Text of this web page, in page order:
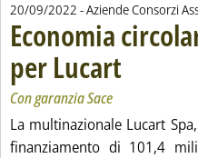
20/09/2022 - Aziende Consorzi
Economia
per Lucart
Con garanzia Sace
La multinazionale Lucart
finanziamento di 101,4